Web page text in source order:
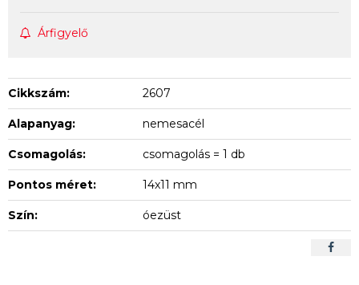
Árfigyelő
Cikkszám: 2607
Alapanyag: nemesacél
Csomagolás: csomagolás = 1 db
Pontos méret: 14x11 mm
Szín: óezüst